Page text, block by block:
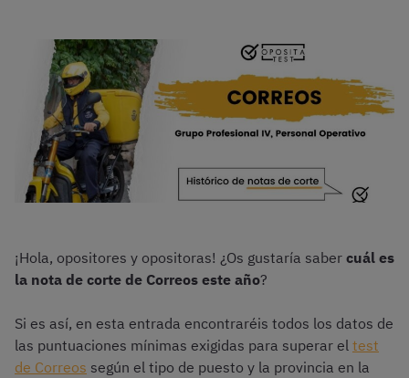
¡Hola, opositores y opositoras! ¿Os gustaría saber cuál es
la nota de corte de Correos este año?
Si es así, en esta entrada encontraréis todos los datos de
las puntuaciones mínimas exigidas para superar el test
de Correos según el tipo de puesto y la provincia en la